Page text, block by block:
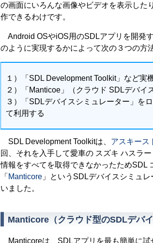
の画面にいろんな画像やビデオを表示した
作できるわけです。
Android OSやiOS用のSDLアプリを開発
のように実現するかによって次の３つの方
１）「SDL Development Toolkit」など実
２）「Manticoe」（クラウド SDLデバイ
３）「SDLデバイスシミュレーター」を
て利用する
SDL Development Toolkitは、 アスキース
回、それを入手して愛車の スズキ ハスラ
情報をすべてを取得できなかったためSDL
「 Manticore 」というSDLデバイスシミュ
いました。
Manticore（クラウド型のSDLデバ
Manticoreは、SDLアプリを最も簡単に